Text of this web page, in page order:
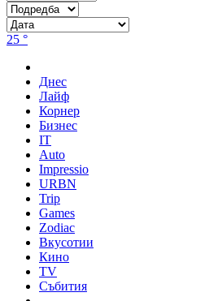
25 °
Днес
Лайф
Корнер
Бизнес
IT
Auto
Impressio
URBN
Trip
Games
Zodiac
Вкусотии
Кино
TV
Събития